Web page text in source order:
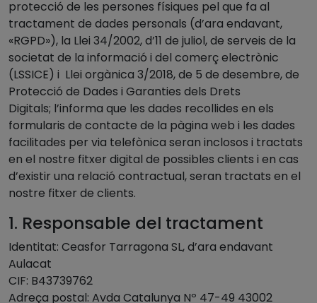
protecció de les persones físiques pel que fa al
tractament de dades personals (d’ara endavant,
«RGPD»), la Llei 34/2002, d’11 de juliol, de serveis de la
societat de la informació i del comerç electrònic
(LSSICE) i Llei orgànica 3/2018, de 5 de desembre, de
Protecció de Dades i Garanties dels Drets
Digitals; l’informa que les dades recollides en els
formularis de contacte de la pàgina web i les dades
facilitades per via telefònica seran inclosos i tractats
en el nostre fitxer digital de possibles clients i en cas
d’existir una relació contractual, seran tractats en el
nostre fitxer de clients.
1. Responsable del tractament
Identitat: Ceasfor Tarragona SL, d’ara endavant
Aulacat
CIF: B43739762
Adreça postal: Avda Catalunya Nº 47-49 43002